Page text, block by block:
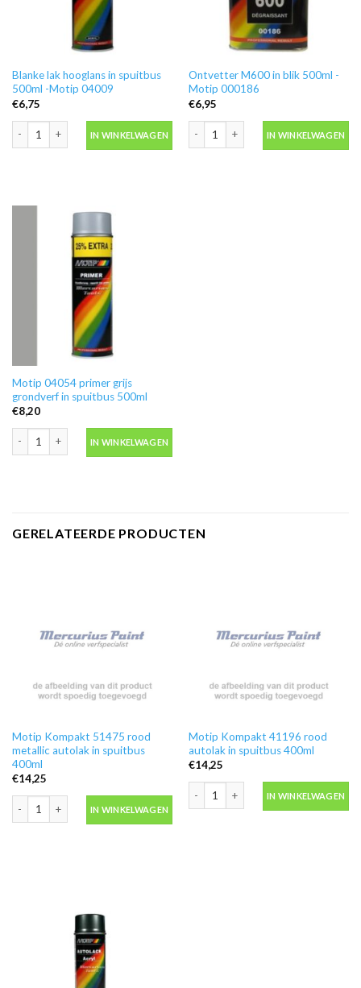
Blanke lak hooglans in spuitbus
500ml -Motip 04009
€6,75
IN WINKELWAGEN
Ontvetter M600 in blik 500ml -
Motip 000186
€6,95
IN WINKELWAGEN
Motip 04054 primer grijs
grondverf in spuitbus 500ml
€8,20
IN WINKELWAGEN
GERELATEERDE PRODUCTEN
Motip Kompakt 51475 rood
metallic autolak in spuitbus
400ml
€14,25
Motip Kompakt 51475 rood metallic autolak in spuitbus 400ml aantal
IN WINKELWAGEN
Motip Kompakt 41196 rood
autolak in spuitbus 400ml
€14,25
Motip Kompakt 41196 rood autolak
IN WINKELWAGEN